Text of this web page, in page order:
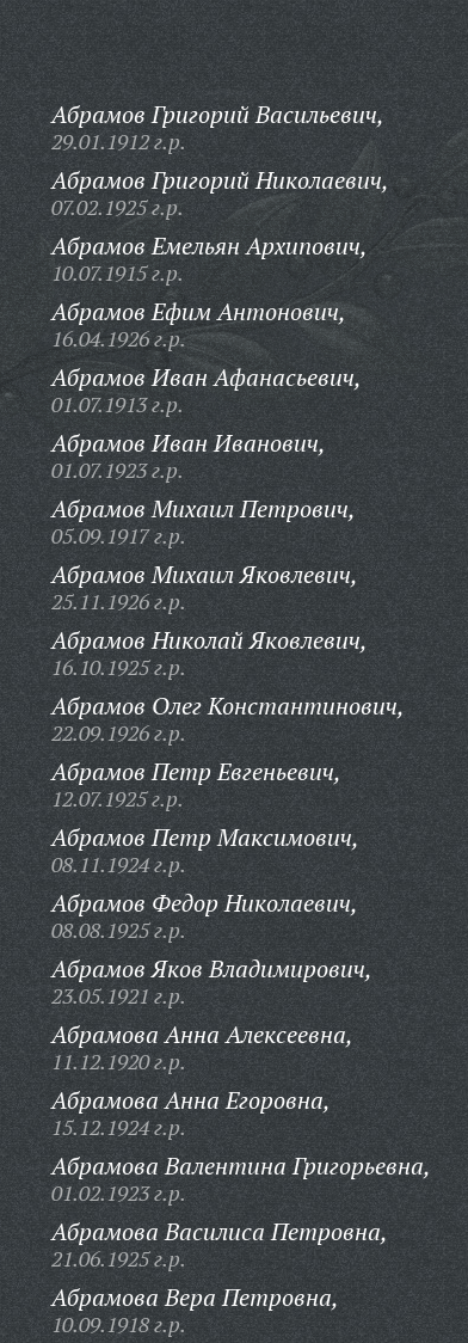
Абрамов Григорий Васильевич,
29.01.1912 г.р.
Абрамов Григорий Николаевич,
07.02.1925 г.р.
Абрамов Емельян Архипович,
10.07.1915 г.р.
Абрамов Ефим Антонович,
16.04.1926 г.р.
Абрамов Иван Афанасьевич,
01.07.1913 г.р.
Абрамов Иван Иванович,
01.07.1923 г.р.
Абрамов Михаил Петрович,
05.09.1917 г.р.
Абрамов Михаил Яковлевич,
25.11.1926 г.р.
Абрамов Николай Яковлевич,
16.10.1925 г.р.
Абрамов Олег Константинович,
22.09.1926 г.р.
Абрамов Петр Евгеньевич,
12.07.1925 г.р.
Абрамов Петр Максимович,
08.11.1924 г.р.
Абрамов Федор Николаевич,
08.08.1925 г.р.
Абрамов Яков Владимирович,
23.05.1921 г.р.
Абрамова Анна Алексеевна,
11.12.1920 г.р.
Абрамова Анна Егоровна,
15.12.1924 г.р.
Абрамова Валентина Григорьевна,
01.02.1923 г.р.
Абрамова Василиса Петровна,
21.06.1925 г.р.
Абрамова Вера Петровна,
10.09.1918 г.р.